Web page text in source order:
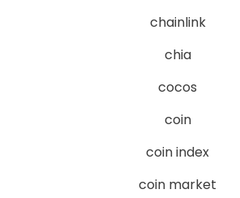
chainlink
chia
cocos
coin
coin index
coin market